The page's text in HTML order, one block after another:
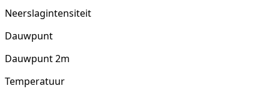
Neerslagintensiteit
Dauwpunt
Dauwpunt 2m
Temperatuur